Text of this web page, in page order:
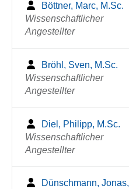
Böttner, Marc, M.Sc.
Wissenschaftlicher
Angestellter
Bröhl, Sven, M.Sc.
Wissenschaftlicher
Angestellter
Diel, Philipp, M.Sc.
Wissenschaftlicher
Angestellter
Dünschmann, Jonas,